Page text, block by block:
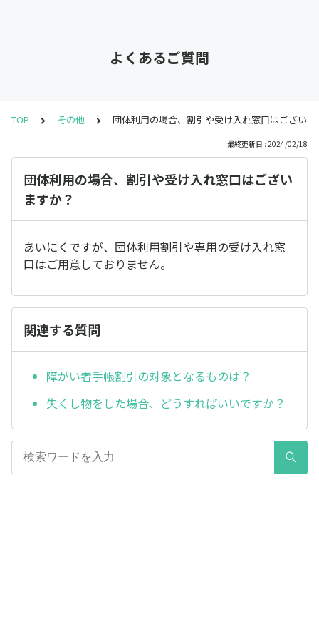
よくあるご質問
TOP その他 団体利用の場合、割引や受け入れ窓口はございま
最終更新日 : 2024/02/18
団体利用の場合、割引や受け入れ窓口はござい
ますか？
あいにくですが、団体利用割引や専用の受け入れ窓
口はご用意しておりません。
関連する質問
障がい者手帳割引の対象となるものは？
失くし物をした場合、どうすればいいですか？